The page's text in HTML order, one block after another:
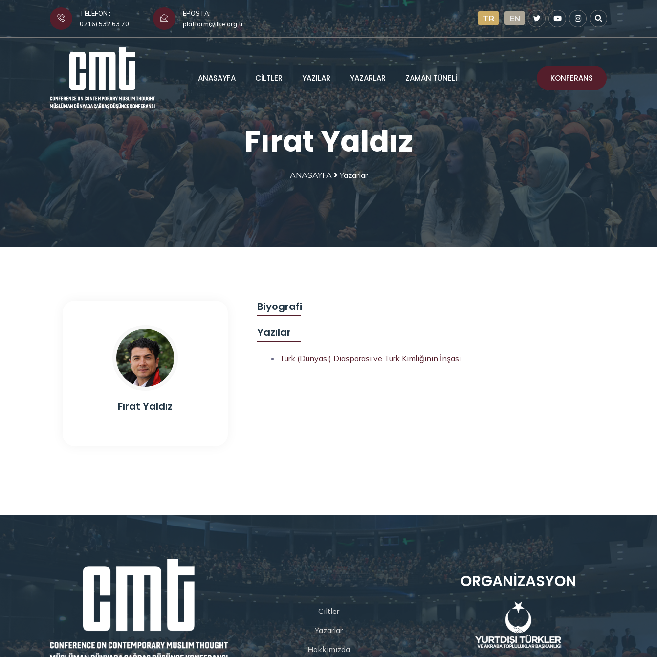
TELEFON :
0216) 532 63 70
EPOSTA:
platform@ilke.org.tr
TR EN
ANASAYFA CİLTLER YAZILAR YAZARLAR ZAMAN TÜNELİ KONFERANS
Fırat Yaldız
ANASAYFA Yazarlar
Fırat Yaldız
Biyografi
Yazılar
Türk (Dünyası) Diasporası ve Türk Kimliğinin İnşası
Ciltler
Yazarlar
Hakkımızda
ORGANIZASYON